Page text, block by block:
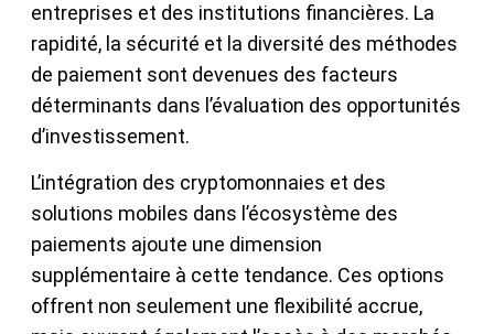
entreprises et des institutions financières. La
rapidité, la sécurité et la diversité des méthodes
de paiement sont devenues des facteurs
déterminants dans l’évaluation des opportunités
d’investissement.
L’intégration des cryptomonnaies et des
solutions mobiles dans l’écosystème des
paiements ajoute une dimension
supplémentaire à cette tendance. Ces options
offrent non seulement une flexibilité accrue,